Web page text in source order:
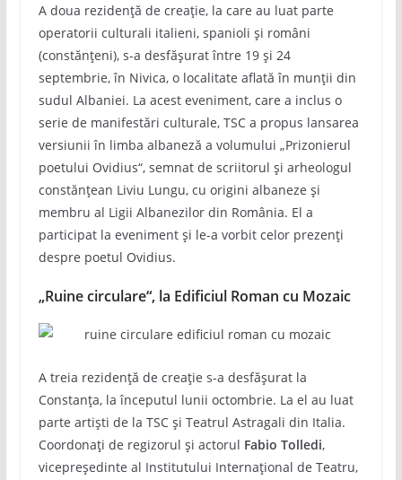
A doua rezidență de creație, la care au luat parte
operatorii culturali italieni, spanioli și români
(constănțeni), s-a desfășurat între 19 și 24
septembrie, în Nivica, o localitate aflată în munții din
sudul Albaniei. La acest eveniment, care a inclus o
serie de manifestări culturale, TSC a propus lansarea
versiunii în limba albaneză a volumului „Prizonierul
poetului Ovidius“, semnat de scriitorul și arheologul
constănțean Liviu Lungu, cu origini albaneze și
membru al Ligii Albanezilor din România. El a
participat la eveniment și le-a vorbit celor prezenți
despre poetul Ovidius.
„Ruine circulare“, la Edificiul Roman cu Mozaic
A treia rezidență de creație s-a desfășurat la
Constanța, la începutul lunii octombrie. La el au luat
parte artişti de la TSC şi Teatrul Astragali din Italia.
Coordonați de regizorul şi actorul Fabio Tolledi,
vicepreşedinte al Institutului Internaţional de Teatru,